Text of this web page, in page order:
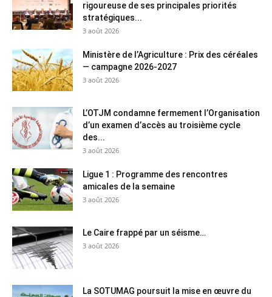
rigoureuse de ses principales priorités
stratégiques...
3 août 2026
Ministère de l’Agriculture : Prix des céréales
— campagne 2026-2027
3 août 2026
L’OTJM condamne fermement l’Organisation
d’un examen d’accès au troisième cycle
des...
3 août 2026
Ligue 1 : Programme des rencontres
amicales de la semaine
3 août 2026
Le Caire frappé par un séisme…
3 août 2026
La SOTUMAG poursuit la mise en œuvre du